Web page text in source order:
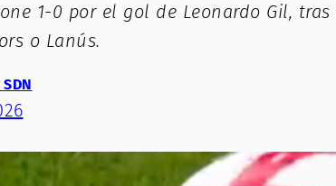
1-0 por el gol de Leonardo Gil,
o Lanús.